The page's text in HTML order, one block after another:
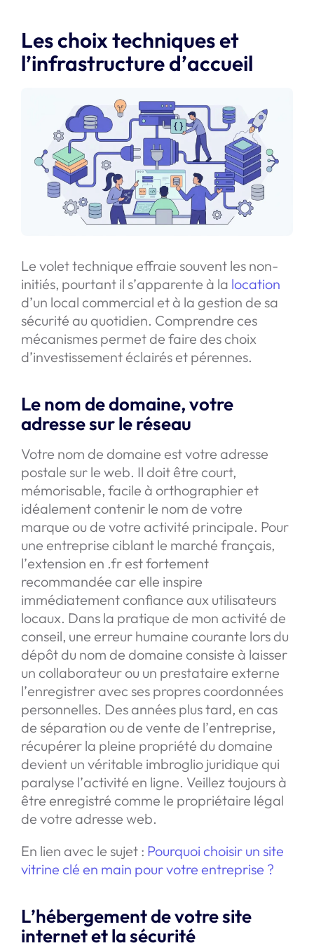
Les choix techniques et
l’infrastructure d’accueil
Le volet technique effraie souvent les non-
initiés, pourtant il s’apparente à la location
d’un local commercial et à la gestion de sa
sécurité au quotidien. Comprendre ces
mécanismes permet de faire des choix
d’investissement éclairés et pérennes.
Le nom de domaine, votre
adresse sur le réseau
Votre nom de domaine est votre adresse
postale sur le web. Il doit être court,
mémorisable, facile à orthographier et
idéalement contenir le nom de votre
marque ou de votre activité principale. Pour
une entreprise ciblant le marché français,
l’extension en .fr est fortement
recommandée car elle inspire
immédiatement confiance aux utilisateurs
locaux. Dans la pratique de mon activité de
conseil, une erreur humaine courante lors du
dépôt du nom de domaine consiste à laisser
un collaborateur ou un prestataire externe
l’enregistrer avec ses propres coordonnées
personnelles. Des années plus tard, en cas
de séparation ou de vente de l’entreprise,
récupérer la pleine propriété du domaine
devient un véritable imbroglio juridique qui
paralyse l’activité en ligne. Veillez toujours à
être enregistré comme le propriétaire légal
de votre adresse web.
En lien avec le sujet : Pourquoi choisir un site
vitrine clé en main pour votre entreprise ?
L’hébergement de votre site
internetet la sécurité